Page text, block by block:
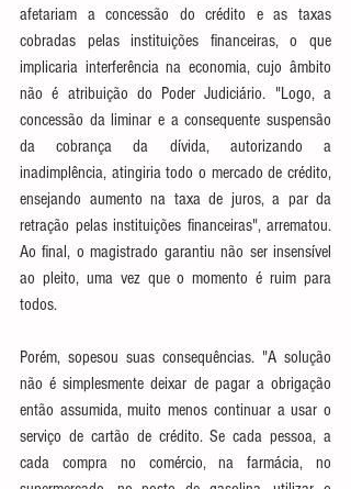
afetariam a concessão do crédito e as taxas
cobradas pelas instituições financeiras, o que
implicaria interferência na economia, cujo âmbito
não é atribuição do Poder Judiciário. "Logo, a
concessão da liminar e a consequente suspensão
da cobrança da dívida, autorizando a
inadimplência, atingiria todo o mercado de crédito,
ensejando aumento na taxa de juros, a par da
retração pelas instituições financeiras", arrematou.
Ao final, o magistrado garantiu não ser insensível
ao pleito, uma vez que o momento é ruim para
todos.
Porém, sopesou suas consequências. "A solução
não é simplesmente deixar de pagar a obrigação
então assumida, muito menos continuar a usar o
serviço de cartão de crédito. Se cada pessoa, a
cada compra no comércio, na farmácia, no